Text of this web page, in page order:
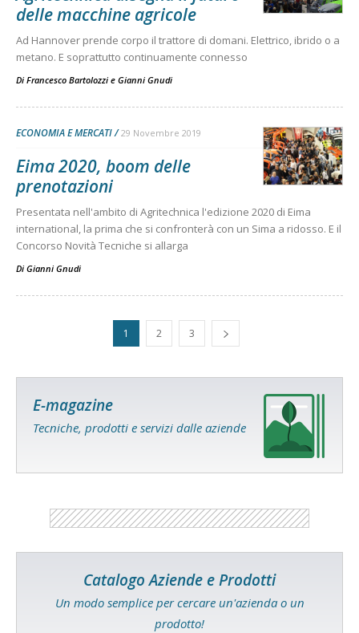
delle macchine agricole
Ad Hannover prende corpo il trattore di domani. Elettrico, ibrido o a
metano. E soprattutto continuamente connesso
Di Francesco Bartolozzi e Gianni Gnudi
ECONOMIA E MERCATI 29 Novembre 2019
Eima 2020, boom delle
prenotazioni
Presentata nell'ambito di Agritechnica l'edizione 2020 di Eima
international, la prima che si confronterà con un Sima a ridosso. E il
Concorso Novità Tecniche si allarga
Di Gianni Gnudi
1 2 3
E-magazine
Tecniche, prodotti e servizi dalle aziende
Catalogo Aziende e Prodotti
Un modo semplice per cercare un'azienda o un
prodotto!